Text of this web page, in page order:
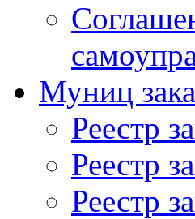
Муниц
Реестр
Реестр
Реестр